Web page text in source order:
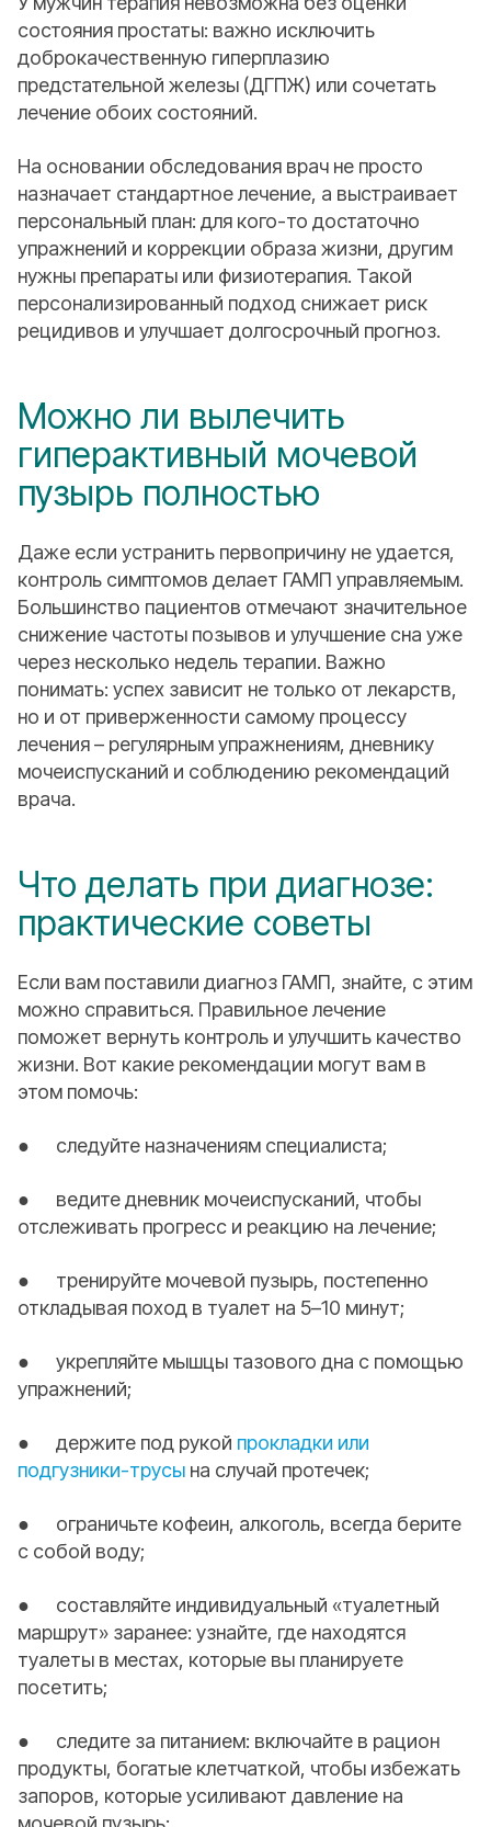
состояния простаты: важно исключить
доброкачественную гиперплазию
предстательной железы (ДГПЖ) или сочетать
лечение обоих состояний.
На основании обследования врач не просто
назначает стандартное лечение, а выстраивает
персональный план: для кого-то достаточно
упражнений и коррекции образа жизни, другим
нужны препараты или физиотерапия. Такой
персонализированный подход снижает риск
рецидивов и улучшает долгосрочный прогноз.
Можно ли вылечить
гиперактивный мочевой
пузырь полностью
Даже если устранить первопричину не удается,
контроль симптомов делает ГАМП управляемым.
Большинство пациентов отмечают значительное
снижение частоты позывов и улучшение сна уже
через несколько недель терапии. Важно
понимать: успех зависит не только от лекарств,
но и от приверженности самому процессу
лечения – регулярным упражнениям, дневнику
мочеиспусканий и соблюдению рекомендаций
врача.
Что делать при диагнозе:
практические советы
Если вам поставили диагноз ГАМП, знайте, с этим
можно справиться. Правильное лечение
поможет вернуть контроль и улучшить качество
жизни. Вот какие рекомендации могут вам в
этом помочь:
● следуйте назначениям специалиста;
● ведите дневник мочеиспусканий, чтобы
отслеживать прогресс и реакцию на лечение;
● тренируйте мочевой пузырь, постепенно
откладывая поход в туалет на 5–10 минут;
● укрепляйте мышцы тазового дна с помощью
упражнений;
● держите под рукой прокладки или
подгузники-трусы на случай протечек;
● ограничьте кофеин, алкоголь, всегда берите
с собой воду;
● составляйте индивидуальный «туалетный
маршрут» заранее: узнайте, где находятся
туалеты в местах, которые вы планируете
посетить;
● следите за питанием: включайте в рацион
продукты, богатые клетчаткой, чтобы избежать
запоров, которые усиливают давление на